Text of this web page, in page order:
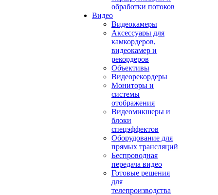
обработки потоков
Видео
Видеокамеры
Аксессуары для
камкордеров,
видеокамер и
рекордеров
Объективы
Видеорекордеры
Мониторы и
системы
отображения
Видеомикшеры и
блоки
спецэффектов
Оборудование для
прямых трансляций
Беспроводная
передача видео
Готовые решения
для
телепроизводства